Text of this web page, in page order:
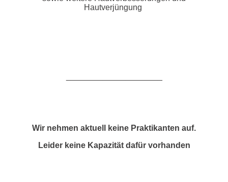
Hautverjüngung
Wir nehmen aktuell keine Praktikanten auf.
Leider keine Kapazität dafür vorhanden